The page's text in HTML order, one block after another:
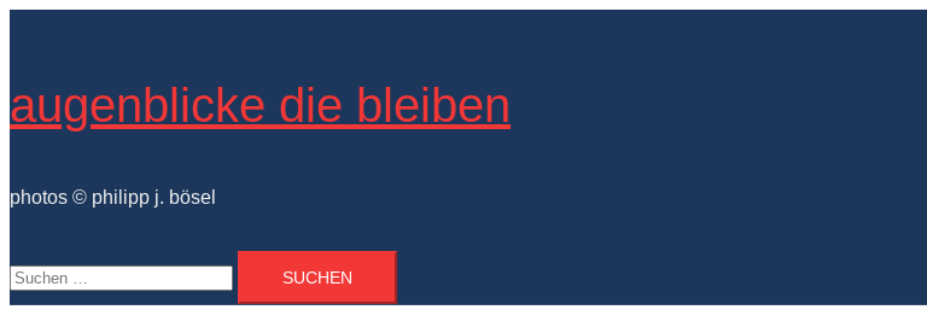
augenblicke die bleiben
photos © philipp j. bösel
Suchen
nach: